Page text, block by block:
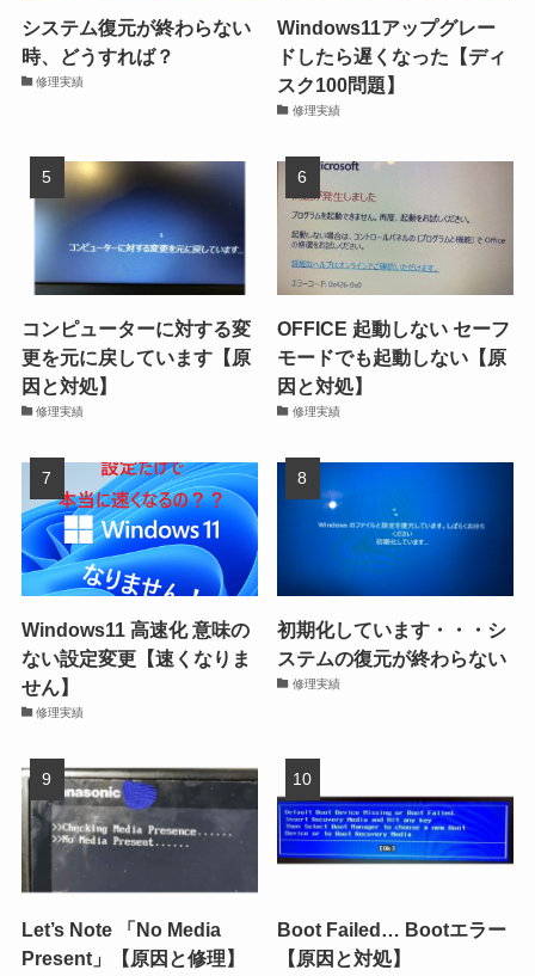
システム復元が終わらない
時、どうすれば？
修理実績
Windows11アップグレー
ドしたら遅くなった【ディ
スク100問題】
修理実績
コンピューターに対する変
更を元に戻しています【原
因と対処】
修理実績
OFFICE 起動しない セーフ
モードでも起動しない【原
因と対処】
修理実績
Windows11 高速化 意味の
ない設定変更【速くなりま
せん】
修理実績
初期化しています・・・シ
ステムの復元が終わらない
修理実績
Let’s Note 「No Media
Present」【原因と修理】
Boot Failed… Bootエラー
【原因と対処】